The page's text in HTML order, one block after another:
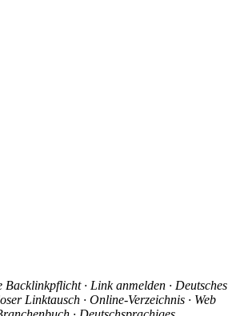
· Link anmelden · Deutsches
Linktausch · Online-Verzeichnis · Web